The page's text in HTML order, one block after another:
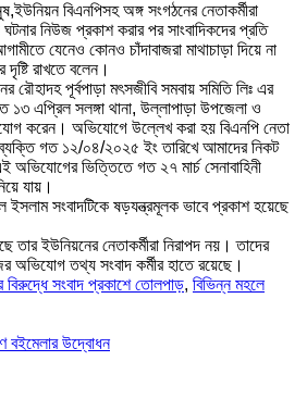
বিএনপিসহ অঙ্গ সংগঠনের নেতাকর্মীরা
নিউজ প্রকাশ করার পর সাংবাদিকদের প্রতি
যেনেও কোনও চাঁদাবাজরা মাথাচাড়া দিয়ে না
রাখতে বলেন।
রৌহাদহ পূর্বপাড়া মৎসজীবি সমবায় সমিতি লিঃ এর
এপ্রিল সলঙ্গা থানা, উল্লাপাড়া উপজেলা ও
করেন। অভিযোগে উল্লেখ করা হয় বিএনপি নেতা
গত ১২/০৪/২০২৫ ইং তারিখে আমাদের নিকট
অভিযোগের ভিত্তিতে গত ২৭ মার্চ সেনাবাহিনী
যায়।
সংবাদটিকে ষড়যন্ত্রমূলক ভাবে প্রকাশ হয়েছে
ইউনিয়নের নেতাকর্মীরা নিরাপদ নয়। তাদের
অভিযোগ তথ্য সংবাদ কর্মীর হাতে রয়েছে।
বিরুদ্ধে সংবাদ প্রকাশে তোলপাড়, বিভিন্ন মহলে
বইমেলার উদ্বোধন